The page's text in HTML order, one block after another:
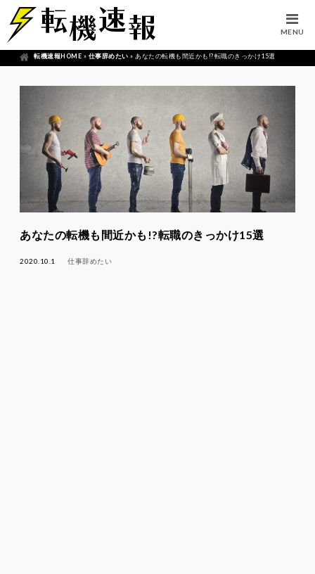
MENU
転機速報HOME » 仕事辞めたい » あなたの転機も間近かも!?転職のきっかけ15選
あなたの転機も間近かも!?転職のきっかけ15選
2020.10.1 仕事辞めたい